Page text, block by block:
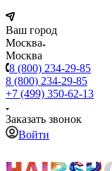
Ваш город
Москва
Москва
8 (800) 234-29-85
8 (800) 234-29-85
+7 (499) 350-62-13
Заказать звонок
Войти